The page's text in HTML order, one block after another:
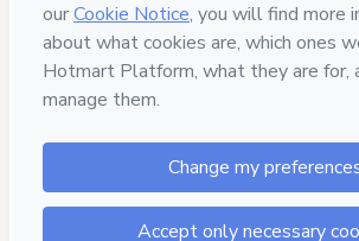
100%
SEGURO